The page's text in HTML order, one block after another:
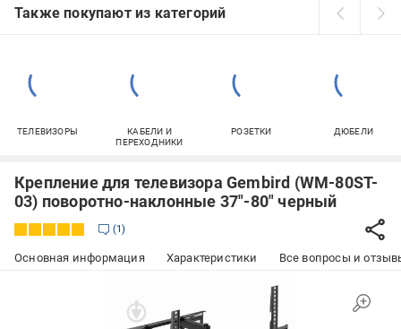
Также покупают из категорий
ТЕЛЕВИЗОРЫ
КАБЕЛИ И
ПЕРЕХОДНИКИ
РОЗЕТКИ ДЮБЕЛИ
Крепление для телевизора Gembird (WM-80ST-
03) поворотно-наклонные 37"-80" черный
1
Основная информация Характеристики Все вопросы и